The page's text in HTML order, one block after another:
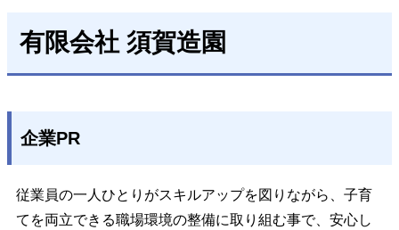
有限会社 須賀造園
企業PR
従業員の一人ひとりがスキルアップを図りながら、子育
てを両立できる職場環境の整備に取り組む事で、安心し